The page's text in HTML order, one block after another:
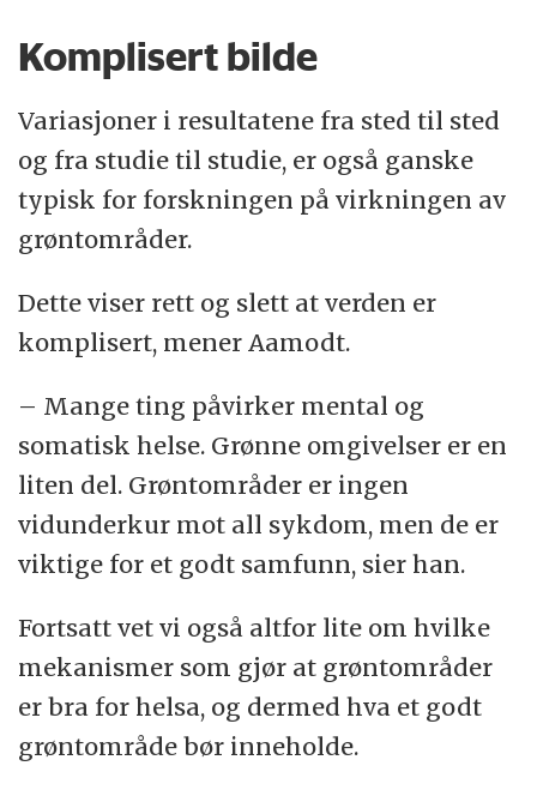
Komplisert bilde
Variasjoner i resultatene fra sted til sted
og fra studie til studie, er også ganske
typisk for forskningen på virkningen av
grøntområder.
Dette viser rett og slett at verden er
komplisert, mener Aamodt.
– Mange ting påvirker mental og
somatisk helse. Grønne omgivelser er en
liten del. Grøntområder er ingen
vidunderkur mot all sykdom, men de er
viktige for et godt samfunn, sier han.
Fortsatt vet vi også altfor lite om hvilke
mekanismer som gjør at grøntområder
er bra for helsa, og dermed hva et godt
grøntområde bør inneholde.